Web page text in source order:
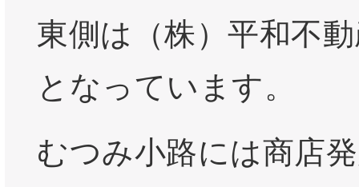
東側は（株）平和不
となっています。
むつみ小路には商店